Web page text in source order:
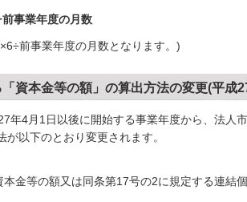
前事業年度の月数
前事業年度の月数となります。)
「資本金等の額」の算出方法の変更(平成
年4月1日以後に開始する事業年度から、法人
以下のとおり変更されます。
金等の額又は同条第17号の2に規定する連結